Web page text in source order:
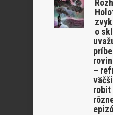
o
–
robit